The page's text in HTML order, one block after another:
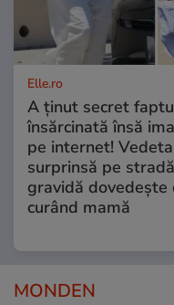
Elle.ro
A ținut secret
însărcinată însă
pe internet!
surprinsă pe
gravidă dovedește
curând mamă
MONDEN